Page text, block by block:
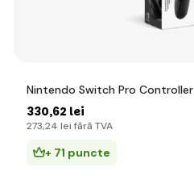
Nintendo Switch Pro Controller
330,62 lei
273,24 lei fără TVA
+ 71 puncte